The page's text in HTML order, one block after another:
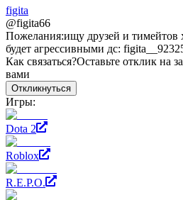
figita
@figita66
Пожелания:ищу друзей и тимейтов
будет агрессивными дс:
Как связаться?Оставьте отклик на
вами
Откликнуться
Игры:
Dota 2
Roblox
R.E.P.O.